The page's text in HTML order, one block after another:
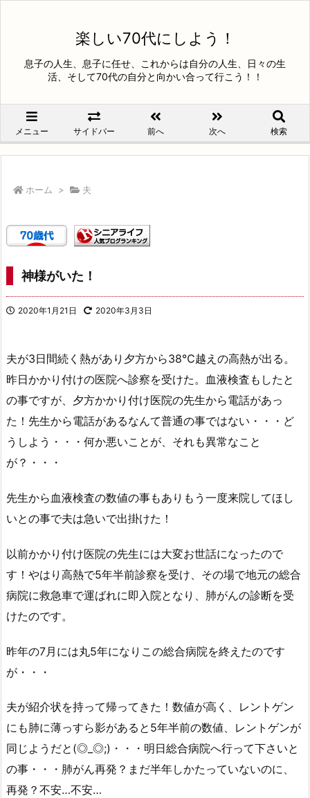
楽しい70代にしよう！
息子の人生、息子に任せ、これからは自分の人生、日々の生
活、そして70代の自分と向かい合って行こう！！
メニュー サイドバー 前へ 次へ 検索
ホーム > 夫
神様がいた！
2020年1月21日 2020年3月3日
夫が3日間続く熱があり夕方から38℃越えの高熱が出る。
昨日かかり付けの医院へ診察を受けた。血液検査もしたと
の事ですが、夕方かかり付け医院の先生から電話があっ
た！先生から電話があるなんて普通の事ではない・・・ど
うしよう・・・何か悪いことが、それも異常なこと
が？・・・
先生から血液検査の数値の事もありもう一度来院してほし
いとの事で夫は急いで出掛けた！
以前かかり付け医院の先生には大変お世話になったので
す！やはり高熱で5年半前診察を受け、その場で地元の総合
病院に救急車で運ばれに即入院となり、肺がんの診断を受
けたのです。
昨年の7月には丸5年になりこの総合病院を終えたのです
が・・・
夫が紹介状を持って帰ってきた！数値が高く、レントゲン
にも肺に薄っすら影があると5年半前の数値、レントゲンが
同じようだと(◎_◎;)・・・明日総合病院へ行って下さいと
の事・・・肺がん再発？まだ半年しかたっていないのに、
再発？不安…不安…